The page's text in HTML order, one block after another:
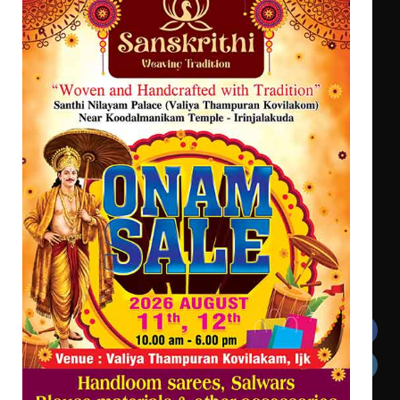
എം.ജി. യൂണിവേഴ്‌സിറ്റിയിൽ നിന്ന്
ഇംഗ്ളീഷ് സാഹിത്യത്തിൽ
ഡോക്ടറേറ്റ് നേടിയ എൻ. ആര്യ
സെന്റ് ജോസഫ്സ് കോളജ്
കോമേഴ്‌സ് അസോസിയേഷന്
തുടക്കമായി
കോമേഴ്സ് എക്സ്പോയുമായി എസ്
എൻ ഹയർ സെക്കൻഡറി
വിദ്യാർത്ഥികൾ
സർഗ്ഗസാഹിതി- കവിതാസംഗമം 2026
കവിതാ ചർച്ച കാട്ടൂർ, ടി. കെ.
ബാലൻ ഹാളിൽ 16ന്
Get In Touch
Twitter Facebook
LinkedIn Instagram